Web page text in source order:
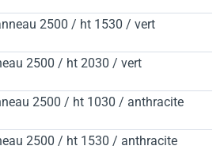
2500 / ht 1530 / vert
2500 / ht 2030 / vert
2500 / ht 1030 / anthracite
2500 / ht 1530 / anthracite